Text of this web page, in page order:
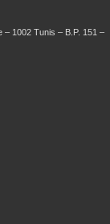
– 1002 Tunis – B.P. 151 –